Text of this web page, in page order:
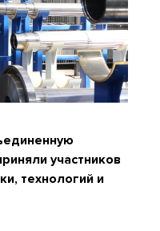
участников
технологий и